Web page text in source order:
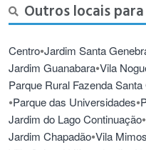
Outros locais
Centro•Jardim Santa
Jardim Guanabara•Vila
Parque Rural Fazenda Santa
•Parque das Universidades•
Jardim do Lago Continuação•
Jardim Chapadão•Vila